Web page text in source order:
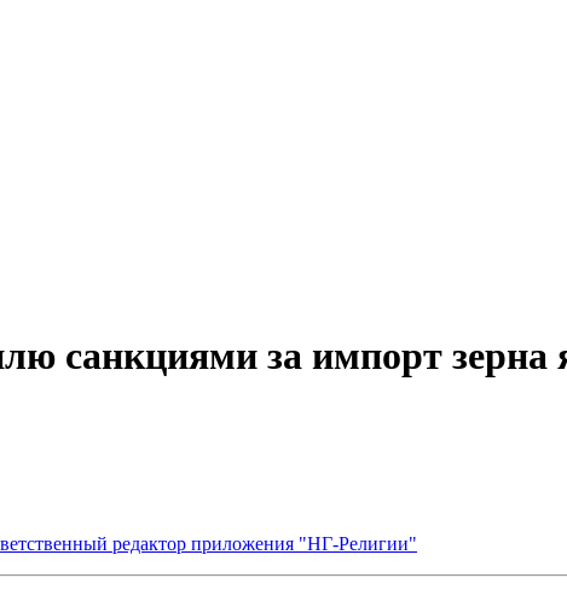
санкциями за импорт
редактор приложения "НГ-Религии"